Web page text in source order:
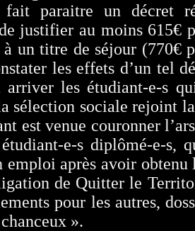
fait paraitre un décret
justifier au moins 615€
un titre de séjour (770€
les effets d’un tel
arriver les étudiant-e-s
sélection sociale rejoint
est venue couronner
e-s diplômé-e-s,
emploi après avoir
de Quitter le
pour les autres,
».